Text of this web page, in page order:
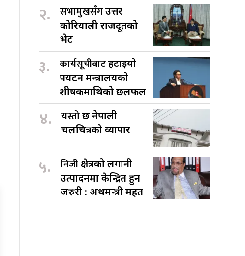
२. सभामुखसँगउत्तर
कोरियाली राजदूतको
भेट
३. कार्यसूचीबाटहटाइयो
पर्यटन मन्त्रालयको
शीर्षकमाथिको छलफल
४. यस्तोछ नेपाली
चलचित्रको व्यापार
५. निजी क्षेत्रको लगानी
उत्पादनमा केन्द्रित हुन
जरुरी : अर्थमन्त्री महत